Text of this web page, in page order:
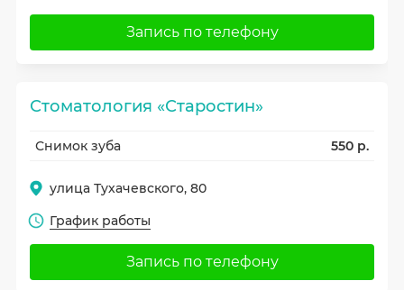
Запись по телефону
Стоматология «Старостин»
Снимок зуба 550 р.
улица Тухачевского, 80
График работы
Запись по телефону